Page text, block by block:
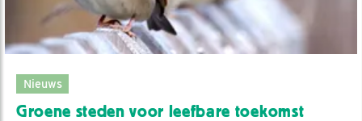
Nieuws
Groene steden voor leefbare toekomst